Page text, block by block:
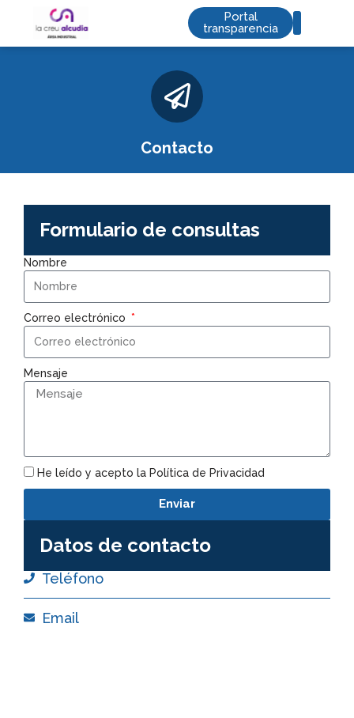
Portal
transparencia
Contacto
Formulario de consultas
Nombre
Correo electrónico
Mensaje
He leído y acepto la Política de Privacidad
Enviar
Datos de contacto
Teléfono
Email